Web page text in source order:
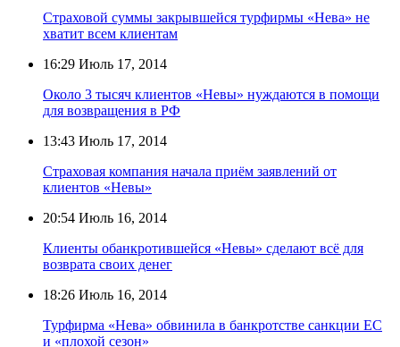
Страховой суммы закрывшейся турфирмы «Нева» не
хватит всем клиентам
16:29 Июль 17, 2014
Около 3 тысяч клиентов «Невы» нуждаются в помощи
для возвращения в РФ
13:43 Июль 17, 2014
Страховая компания начала приём заявлений от
клиентов «Невы»
20:54 Июль 16, 2014
Клиенты обанкротившейся «Невы» сделают всё для
возврата своих денег
18:26 Июль 16, 2014
Турфирма «Нева» обвинила в банкротстве санкции ЕС
и «плохой сезон»